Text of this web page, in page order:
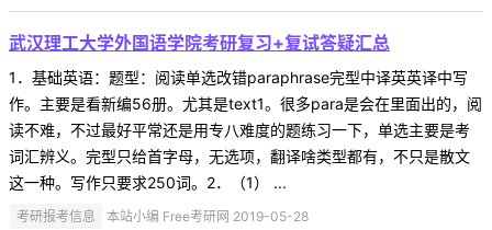
武汉理工大学外国语学院考研复习+复试答疑汇总
1．基础英语：题型：阅读单选改错paraphrase完型中译英英译中写
作。主要是看新编56册。尤其是text1。很多para是会在里面出的，阅
读不难，不过最好平常还是用专八难度的题练习一下，单选主要是考
词汇辨义。完型只给首字母，无选项，翻译啥类型都有，不只是散文
这一种。写作只要求250词。2．（1） ...
考研报考信息 本站小编 Free考研网 2019-05-28